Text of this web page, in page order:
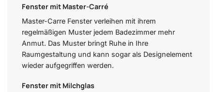
Fenster mit Master-Carré
Master-Carre Fenster verleihen mit ihrem
regelmäßigen Muster jedem Badezimmer mehr
Anmut. Das Muster bringt Ruhe in Ihre
Raumgestaltung und kann sogar als Designelement
wieder aufgegriffen werden.
Fenster mit Milchglas